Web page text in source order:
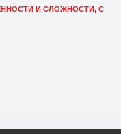
И СЛОЖНОСТИ, С